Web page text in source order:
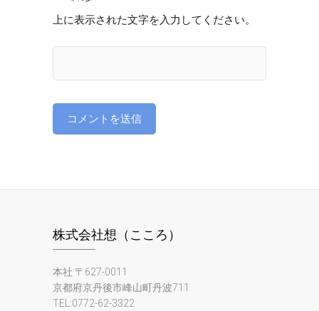
上に表示された文字を入力してください。
株式会社想（こころ）
本社 〒627-0011
京都府京丹後市峰山町丹波711
TEL:0772-62-3322